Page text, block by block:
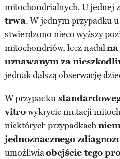
mitochondrialnych. U jednej
trwa. W jednym przypadku
stwierdzono nieco wyższy
mitochondriów, lecz nadalna
uznawanym za
jednak dalszą obserwację
W przypadku
vitrowykrycie mutacji
niektórych przypadkach
jednoznacznego
umożliwiaobejście tego